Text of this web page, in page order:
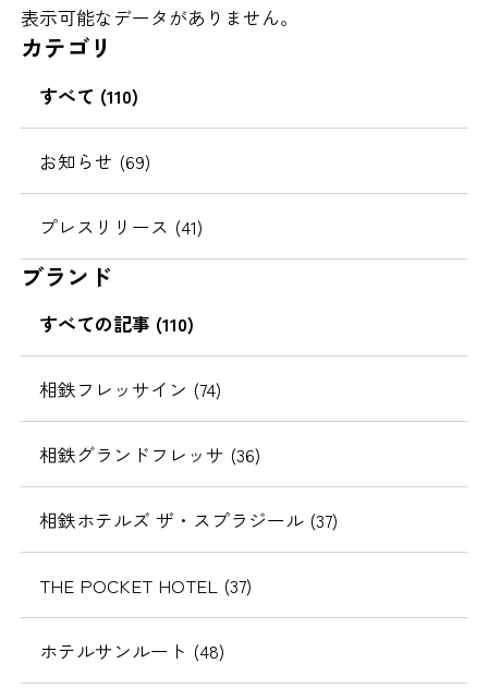
表示可能なデータがありません。
カテゴリ
すべて (110)
お知らせ (69)
プレスリリース (41)
ブランド
すべての記事 (110)
相鉄フレッサイン (74)
相鉄グランドフレッサ (36)
相鉄ホテルズ ザ・スプラジール (37)
THE POCKET HOTEL (37)
ホテルサンルート (48)